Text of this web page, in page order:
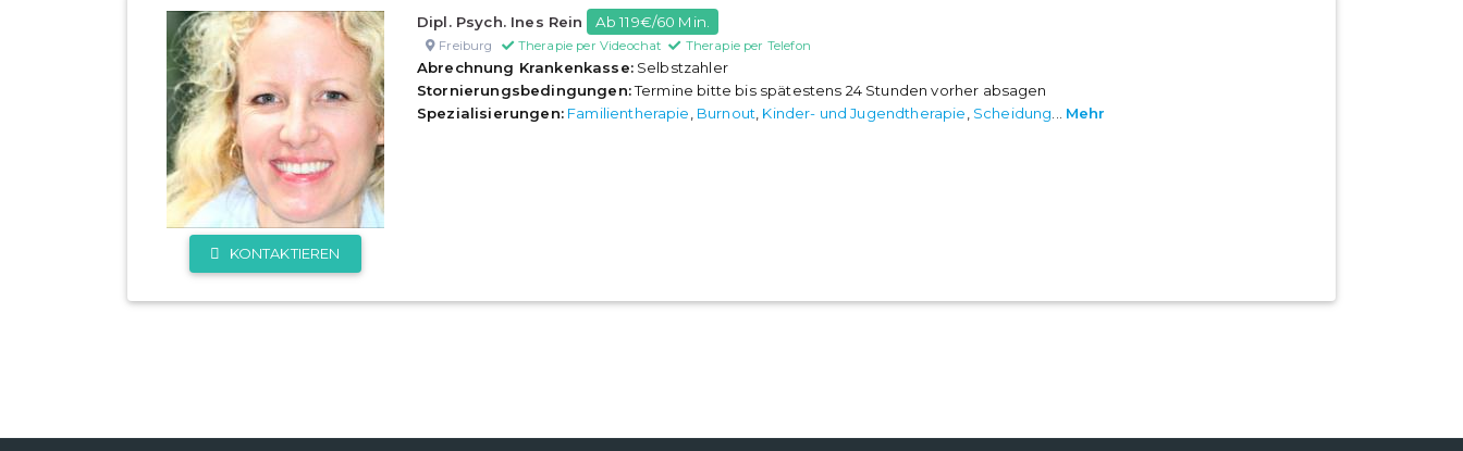
KONTAKTIEREN
Dipl. Psych. Ines Rein Ab 119€/60 Min.
Freiburg Therapie per Videochat Therapie per Telefon
Abrechnung Krankenkasse:Selbstzahler
Stornierungsbedingungen:Termine bitte bis spätestens 24 Stunden vorher absagen
Spezialisierungen: Familientherapie, Burnout, Kinder- und Jugendtherapie, Scheidung... Mehr